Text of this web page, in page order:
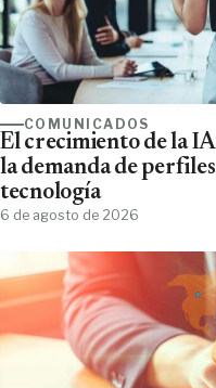
COMUNICADOS
El crecimiento de la
la demanda de
tecnología
6 de agosto de 2026